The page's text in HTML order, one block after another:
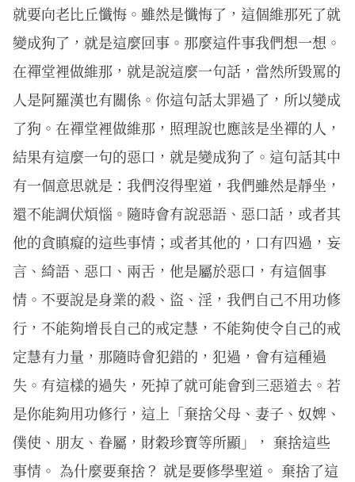
就要向老比丘懺悔。雖然是懺悔了，這個維那死了就
變成狗了，就是這麼回事。那麼這件事我們想一想。
在禪堂裡做維那，就是說這麼一句話，當然所毀罵的
人是阿羅漢也有關係。你這句話太罪過了，所以變成
了狗。在禪堂裡做維那，照理說也應該是坐禪的人，
結果有這麼一句的惡口，就是變成狗了。這句話其中
有一個意思就是：我們沒得聖道，我們雖然是靜坐，
還不能調伏煩惱。隨時會有說惡語、惡口話，或者其
他的貪瞋癡的這些事情；或者其他的，口有四過，妄
言、綺語、惡口、兩舌，他是屬於惡口，有這個事
情。不要說是身業的殺、盜、淫，我們自己不用功修
行，不能夠增長自己的戒定慧，不能夠使令自己的戒
定慧有力量，那隨時會犯錯的，犯過，會有這種過
失。有這樣的過失，死掉了就可能會到三惡道去。若
是你能夠用功修行，這上「棄捨父母、妻子、奴婢、
僕使、朋友、眷屬，財穀珍寶等所顯」， 棄捨這些
事情。 為什麼要棄捨？ 就是要修學聖道。 棄捨了這